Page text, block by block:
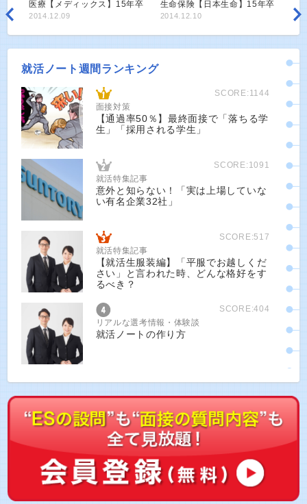
医療【メディックス】15年卒
2014.12.09
生命保険【日本生命】15年卒
2014.12.10
就活ノート週間ランキング
SCORE:1144
面接対策
【通過率50％】最終面接で「落ちる学
生」「採用される学生」
SCORE:1091
就活特集記事
意外と知らない！「実は上場していな
い有名企業32社」
SCORE:517
就活特集記事
【就活生服装編】「平服でお越しくだ
さい」と言われた時、どんな格好をす
るべき？
SCORE:404
リアルな選考情報・体験談
就活ノートの作り方